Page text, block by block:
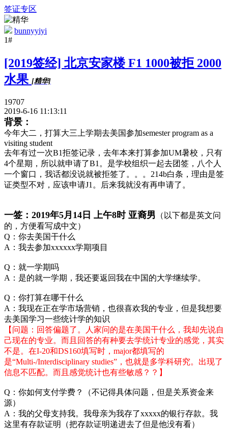
签证专区
bunnyyiyi
1#
[2019签经] 北京安家楼 F1 1000被拒 2000
水果 [精华]
19707
2019-6-16 11:13:11
背景：
今年大二，打算大三上学期去美国参加semester program as a
visiting student
去年有过一次B1拒签记录，去年本来打算参加UM暑校，只有
4个星期，所以就申请了B1。是学校组织一起去团签，八个人
一个窗口，我话都没说就被拒签了。。。214b白条，理由是签
证类型不对，应该申请J1。后来我就没有再申请了。
一签：2019年5月14日 上午8时 亚裔男 （以下都是英文问
的，方便看写成中文）
Q：你去美国干什么
A：我去参加xxxxxx学期项目
Q：就一学期吗
A：是的就一学期，我还要返回我在中国的大学继续学。
Q：你打算在哪干什么
A：我现在正在学市场营销，也很喜欢我的专业，但是我想要
去美国学习一些统计学的知识
【问题：回答偏题了。人家问的是在美国干什么，我却先说自
己现在的专业。而且回答的有种要去学统计专业的感觉，其实
不是。在I-20和DS160填写时，major都填写的
是“Multi-/Interdisciplinary studies”，也就是多学科研究。出现了
信息不匹配。而且感觉统计也有些敏感？？】
Q：你如何支付学费？（不记得具体问题，但是关系资金来
源）
A：我的父母支持我。我母亲为我存了xxxxx的银行存款。我
这里有存款证明（把存款证明递进去了但是他没有看）